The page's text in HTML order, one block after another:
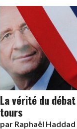
La vérité du
tours
par Raphaël Haddad